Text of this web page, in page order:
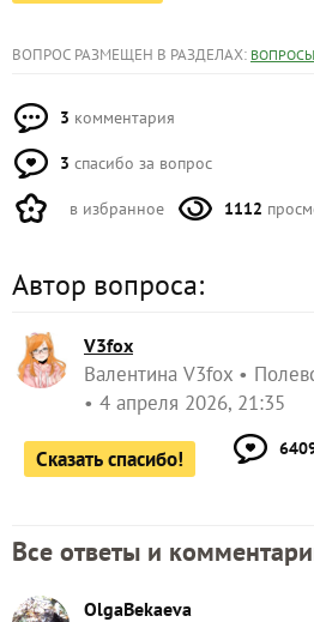
ВОПРОС РАЗМЕЩЕН В РАЗДЕЛАХ: ВОПРОСЫ
3 комментария
3 спасибо за вопрос
в избранное 1112
Автор вопроса:
V3fox
Валентина V3fox
4 апреля 2026, 21:35
Сказать спасибо!
Все ответы и
OlgaBekaeva